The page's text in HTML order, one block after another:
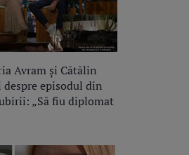
Avram și Cătălin
episodul din
„Să fiu diplomat